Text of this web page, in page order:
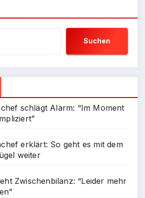
Suchen
schlägt Alarm: “Im Moment
erklärt: So geht es mit dem
weiter
Zwischenbilanz: “Leider mehr